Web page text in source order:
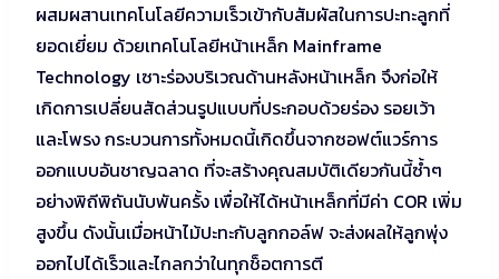
ผสมผสานเทคโนโลยีความเร็วเข้ากับสัมผัสในการปะทะลูกที่
ยอดเยี่ยม ด้วยเทคโนโลยีหน้าเหล็ก Mainframe
Technology เซาะร่องบริเวณด้านหลังหน้าเหล็ก จึงก่อให้
เกิดการเปลี่ยนสัดส่วนรูปแบบที่ประกอบด้วยร่อง รอยเว้า
และโพรง กระบวนการทั้งหมดนี้เกิดขึ้นจากซอฟต์แวร์การ
ออกแบบอันชาญฉลาด ที่จะสร้างคุณสมบัติเดียวกันนี้ซ้ำๆ
อย่างพิถีพิถันนับพันครั้ง เพื่อให้ได้หน้าเหล็กที่มีค่า COR เพิ่ม
สูงขึ้น ดังนั้นเมื่อหน้าไม้ปะทะกับลูกกอล์ฟ จะส่งผลให้ลูกพุ่ง
ออกไปได้เร็วและไกลกว่าในทุกช็อตการตี